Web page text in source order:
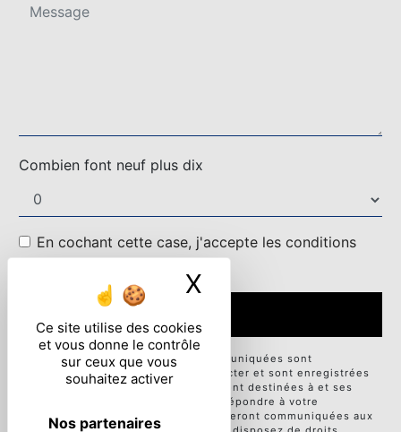
Ce site utilise des cookies
et vous donne le contrôle
sur ceux que vous
souhaitez activer
Nos partenaires
X Masquer le
Combien font neuf plus dix
En cochant cette case, j'accepte les conditions
particulières ci-dessous **
** Les données personnelles communiquées sont
nécessaires aux fins de vous contacter et sont enregistrées
dans un fichier informatisé. Elles sont destinées à et ses
sous-traitants dans le seul but de répondre à votre
message. Les données collectées seront communiquées aux